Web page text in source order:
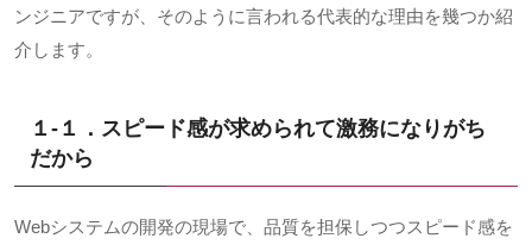
ンジニアですが、そのように言われる代表的な理由を幾つか紹
介します。
１-１．スピード感が求められて激務になりがち
だから
Webシステムの開発の現場で、品質を担保しつつスピード感を